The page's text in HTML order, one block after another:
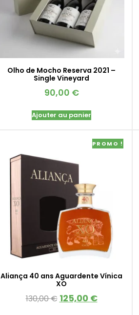
Olho de Mocho Reserva 2021 –
Single Vineyard
90,00 €
Ajouter au panier
PROMO !
Aliança 40 ans Aguardente Vínica
XO
130,00€ 125,00 €